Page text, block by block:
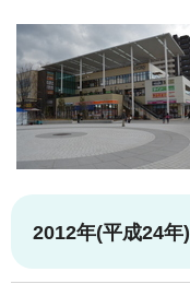
2012年(平成24年)